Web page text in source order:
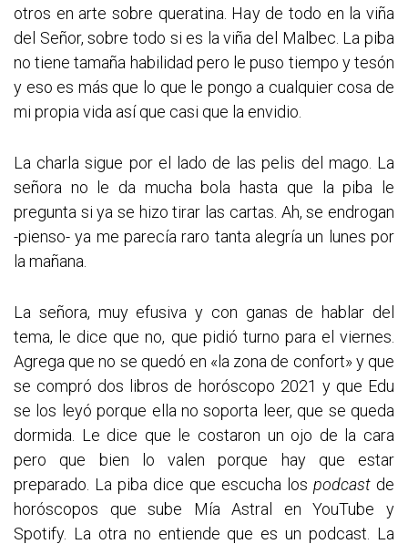
otros en arte sobre queratina. Hay de todo en la viña
del Señor, sobre todo si es la viña del Malbec. La piba
no tiene tamaña habilidad pero le puso tiempo y tesón
y eso es más que lo que le pongo a cualquier cosa de
mi propia vida así que casi que la envidio.
La charla sigue por el lado de las pelis del mago. La
señora no le da mucha bola hasta que la piba le
pregunta si ya se hizo tirar las cartas. Ah, se endrogan
-pienso- ya me parecía raro tanta alegría un lunes por
la mañana.
La señora, muy efusiva y con ganas de hablar del
tema, le dice que no, que pidió turno para el viernes.
Agrega que no se quedó en «la zona de confort» y que
se compró dos libros de horóscopo 2021 y que Edu
se los leyó porque ella no soporta leer, que se queda
dormida. Le dice que le costaron un ojo de la cara
pero que bien lo valen porque hay que estar
preparado. La piba dice que escucha los podcast de
horóscopos que sube Mía Astral en YouTube y
Spotify. La otra no entiende que es un podcast. La